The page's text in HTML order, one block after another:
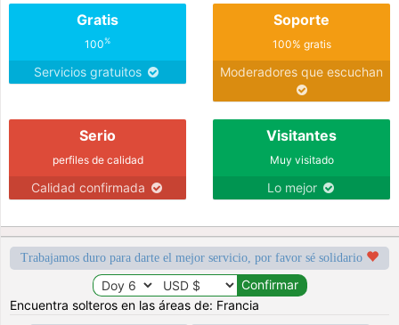
Gratis
100%
Servicios gratuitos
Soporte
100% gratis
Moderadores que escuchan
Serio
perfiles de calidad
Calidad confirmada
Visitantes
Muy visitado
Lo mejor
Trabajamos duro para darte el mejor servicio, por favor sé solidario
Encuentra solteros en las áreas de: Francia